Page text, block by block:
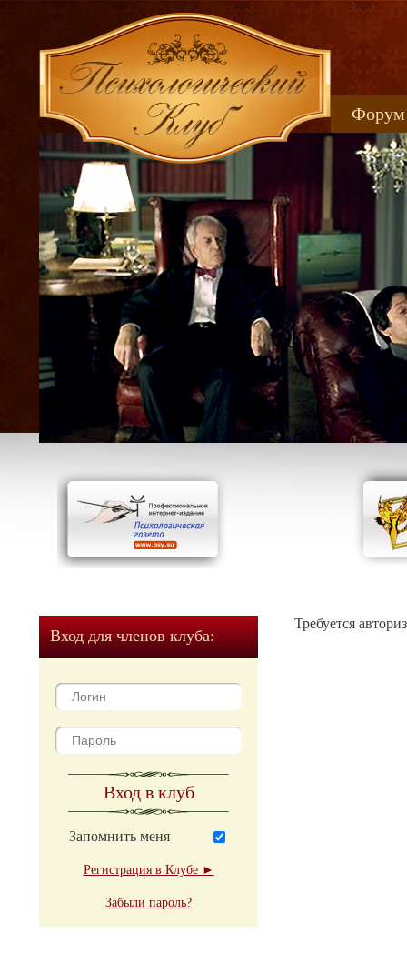
Форум
Вход для членов клуба:
Вход в клуб
Запомнить меня
Регистрация в Клубе ►
Забыли пароль?
Требуется